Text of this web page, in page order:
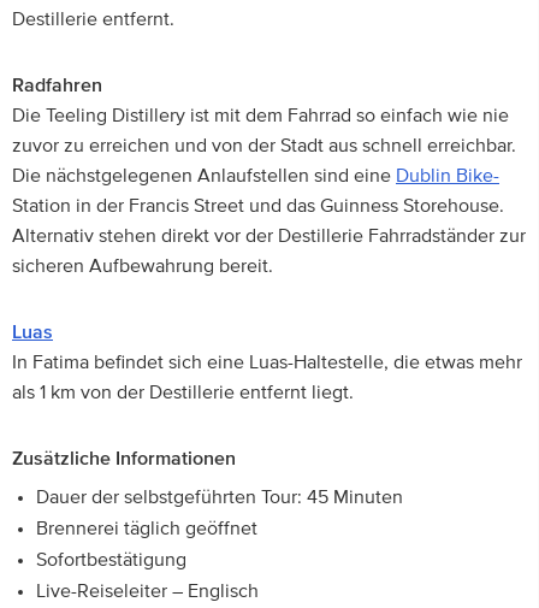
Destillerie entfernt.
Radfahren
Die Teeling Distillery ist mit dem Fahrrad so einfach wie nie
zuvor zu erreichen und von der Stadt aus schnell erreichbar.
Die nächstgelegenen Anlaufstellen sind eine Dublin Bike-
Station in der Francis Street und das Guinness Storehouse.
Alternativ stehen direkt vor der Destillerie Fahrradständer zur
sicheren Aufbewahrung bereit.
Luas
In Fatima befindet sich eine Luas-Haltestelle, die etwas mehr
als 1 km von der Destillerie entfernt liegt.
Zusätzliche Informationen
Dauer der selbstgeführten Tour: 45 Minuten
Brennerei täglich geöffnet
Sofortbestätigung
Live-Reiseleiter – Englisch